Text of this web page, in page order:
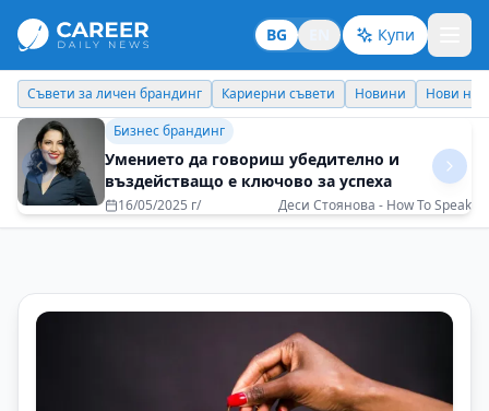
BG Купи
Кариерни съвети Новини Нови назначения Днес празнува
Идеи отвъд границите
България е съкровище, което тепърва
светът ще открива
07/07/2025 г/ Цветелина Николова